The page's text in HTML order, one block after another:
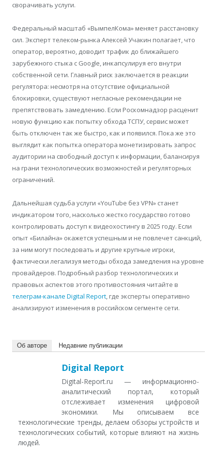
сворачивать услуги.
Федеральный масштаб «ВымпелКома» меняет расстановку
сил. Эксперт телеком-рынка Алексей Учакин полагает, что
оператор, вероятно, доводит трафик до ближайшего
зарубежного стыка с Google, инкапсулируя его внутри
собственной сети. Главный риск заключается в реакции
регулятора: несмотря на отсутствие официальной
блокировки, существуют негласные рекомендации не
препятствовать замедлению. Если Роскомнадзор расценит
новую функцию как попытку обхода ТСПУ, сервис может
быть отключен так же быстро, как и появился. Пока же это
выглядит как попытка оператора монетизировать запрос
аудитории на свободный доступ к информации, балансируя
на грани технологических возможностей и регуляторных
ограничений.
Дальнейшая судьба услуги «YouTube без VPN» станет
индикатором того, насколько жестко государство готово
контролировать доступ к видеохостингу в 2025 году. Если
опыт «Билайна» окажется успешным и не повлечет санкций,
за ним могут последовать и другие крупные игроки,
фактически легализуя методы обхода замедления на уровне
провайдеров. Подробный разбор технологических и
правовых аспектов этого противостояния читайте в
телеграм-канале Digital Report, где эксперты оперативно
анализируют изменения в российском сегменте сети.
Об авторе Недавние публикации
Digital Report
Digital-Report.ru — информационно-
аналитический портал, который
отслеживает изменения цифровой
экономики. Мы описываем все
технологические тренды, делаем обзоры устройств и
технологических событий, которые влияют на жизнь
людей.